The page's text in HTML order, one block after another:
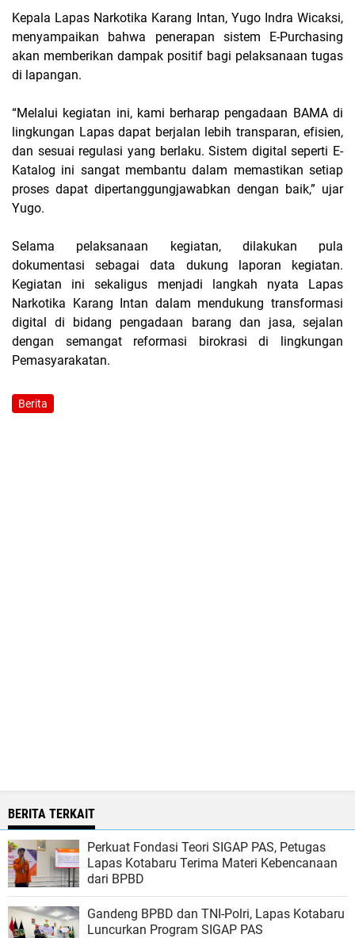
Kepala Lapas Narkotika Karang Intan, Yugo Indra Wicaksi,
menyampaikan bahwa penerapan sistem E-Purchasing
akan memberikan dampak positif bagi pelaksanaan tugas
di lapangan.
“Melalui kegiatan ini, kami berharap pengadaan BAMA di
lingkungan Lapas dapat berjalan lebih transparan, efisien,
dan sesuai regulasi yang berlaku. Sistem digital seperti E-
Katalog ini sangat membantu dalam memastikan setiap
proses dapat dipertanggungjawabkan dengan baik,” ujar
Yugo.
Selama pelaksanaan kegiatan, dilakukan pula
dokumentasi sebagai data dukung laporan kegiatan.
Kegiatan ini sekaligus menjadi langkah nyata Lapas
Narkotika Karang Intan dalam mendukung transformasi
digital di bidang pengadaan barang dan jasa, sejalan
dengan semangat reformasi birokrasi di lingkungan
Pemasyarakatan.
Berita
BERITA TERKAIT
Perkuat Fondasi Teori SIGAP PAS, Petugas
Lapas Kotabaru Terima Materi Kebencanaan
dari BPBD
Gandeng BPBD dan TNI-Polri, Lapas Kotabaru
Luncurkan Program SIGAP PAS